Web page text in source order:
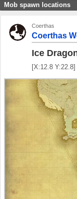
Mob spawn locations
Coerthas
Coerthas
Ice
[X:12.8